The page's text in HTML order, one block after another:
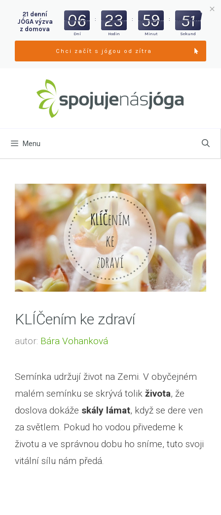
Menu
KLÍČením ke zdraví
autor: Bára Vohanková
Semínka udržují život na Zemi. V obyčejném
malém semínku se skrývá tolik života, že
doslova dokáže skály lámat, když se dere ven
za světlem. Pokud ho vodou přivedeme k
životu a ve správnou dobu ho sníme, tuto svoji
vitální sílu nám předá.
21 denní
JÓGA výzva
z domova
06
Dní
: 23
Hodin
: 59
Minut
: 49
Sekund
Chci začít s jógou od zítra